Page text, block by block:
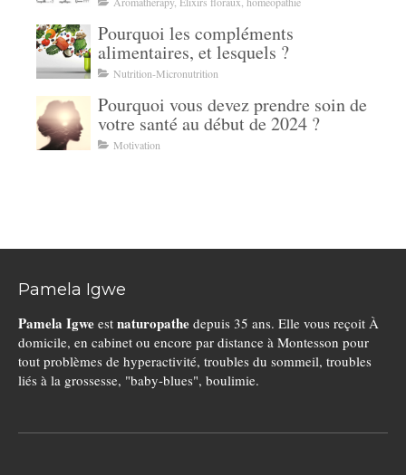
Pourquoi les compléments
alimentaires, et lesquels ?
Nutrition-Micronutrition
Pourquoi vous devez prendre soin de
votre santé au début de 2024 ?
Motivation
Pamela Igwe
Pamela Igwe est naturopathe depuis 35 ans. Elle vous reçoit À
domicile, en cabinet ou encore par distance à Montesson pour
tout problèmes de hyperactivité, troubles du sommeil, troubles
liés à la grossesse, "baby-blues", boulimie.